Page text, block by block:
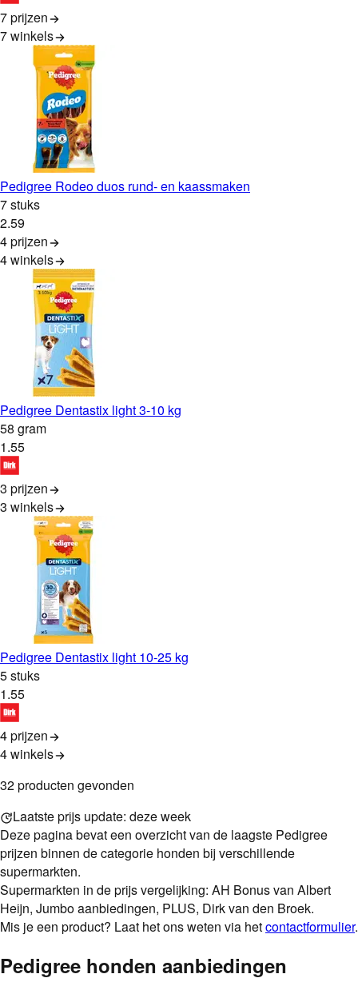
7 prijzen
7winkels
Pedigree Rodeo duos rund- en kaassmaken
7 stuks
2.59
4 prijzen
4winkels
Pedigree Dentastix light 3-10 kg
58 gram
1.55
3 prijzen
3 winkels
Pedigree Dentastix light 10-25 kg
5 stuks
1.55
4 prijzen
4winkels
32producten gevonden
Laatste prijs update: deze week
Deze pagina bevat een overzicht van de laagste Pedigree
prijzen binnen de categorie honden bij verschillende
supermarkten.
Supermarkten in de prijs vergelijking: AH Bonus van Albert
Heijn, Jumbo aanbiedingen, PLUS, Dirk van den Broek.
Mis je een product? Laat het ons weten via hetcontactformulier.
Pedigree honden aanbiedingen